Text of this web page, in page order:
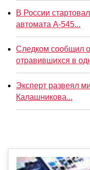
В России
автомата А-545...
Следком сообщил о
отравившихся в
Эксперт развеял
Калашникова...